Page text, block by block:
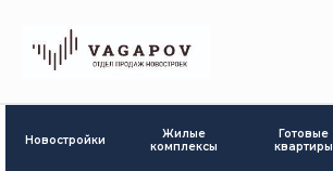
Новостройки
Жилые
комплексы
Готовые
квартиры